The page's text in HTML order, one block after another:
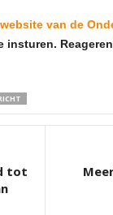
van de
insturen.
tot